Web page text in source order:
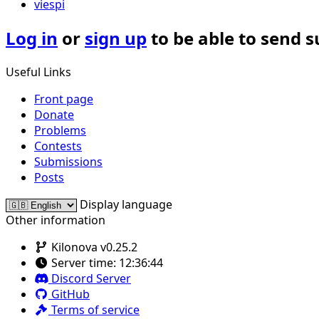
viespi
Log in or sign upto be able to send
Useful Links
Front page
Donate
Problems
Contests
Submissions
Posts
Display language
Other information
Kilonova v0.25.2
Server time: 12:36:44
Discord Server
GitHub
Terms of service